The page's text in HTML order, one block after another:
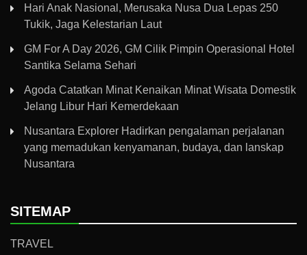
Hari Anak Nasional, Merusaka Nusa Dua Lepas 250
Tukik, Jaga Kelestarian Laut
GM For A Day 2026, GM Cilik Pimpin Operasional Hotel
Santika Selama Sehari
Agoda Catatkan Minat Kenaikan Minat Wisata Domestik
Jelang Libur Hari Kemerdekaan
Nusantara Explorer Hadirkan pengalaman perjalanan
yang memadukan kenyamanan, budaya, dan lanskap
Nusantara
SITEMAP
TRAVEL